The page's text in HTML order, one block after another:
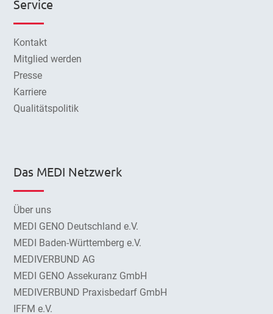
Service
Kontakt
Mitglied werden
Presse
Karriere
Qualitätspolitik
Das MEDI Netzwerk
Über uns
MEDI GENO Deutschland e.V.
MEDI Baden-Württemberg e.V.
MEDIVERBUND AG
MEDI GENO Assekuranz GmbH
MEDIVERBUND Praxisbedarf GmbH
IFFM e.V.